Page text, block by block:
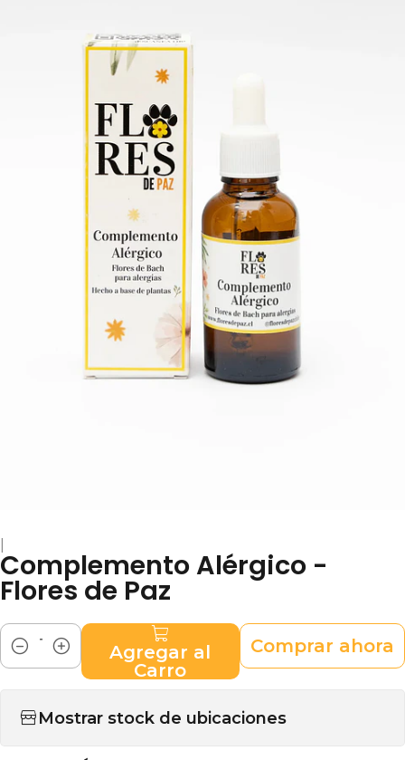
|
Complemento Alérgico -
Flores de Paz
Cantidad
Agregar al
Carro
Comprar ahora
Mostrar stock de ubicaciones